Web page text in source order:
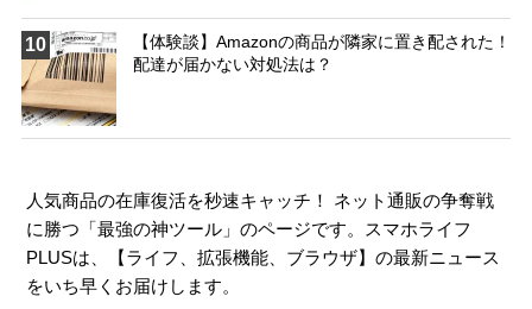
10
【体験談】Amazonの商品が隣家に置き配された！
配達が届かない対処法は？
人気商品の在庫復活を秒速キャッチ！ ネット通販の争奪戦
に勝つ「最強の神ツール」のページです。スマホライフ
PLUSは、【ライフ 、拡張機能 ブラウザ】の最新ニュース
をいち早くお届けします。